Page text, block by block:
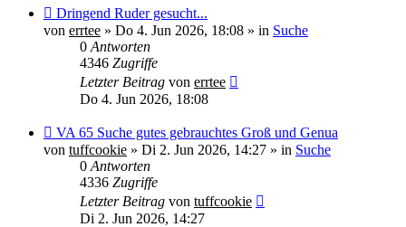
Neuer
Beitrag
Dringend Ruder gesucht...
von errtee » Do 4. Jun 2026, 18:08 » in Suche
0 Antworten
4346 Zugriffe
Letzter Beitrag von errtee
Do 4. Jun 2026, 18:08
Neuer
Beitrag
VA 65 Suche gutes gebrauchtes Groß und Genua
von tuffcookie » Di 2. Jun 2026, 14:27 » in Suche
0 Antworten
4336 Zugriffe
Letzter Beitrag von tuffcookie
Di 2. Jun 2026, 14:27